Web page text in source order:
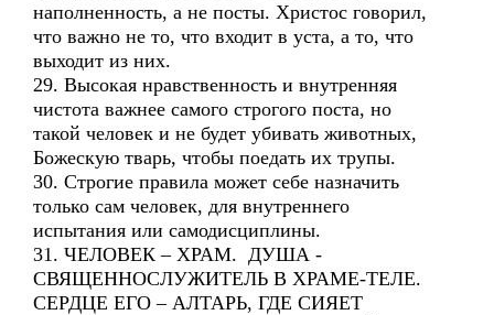
наполненность, а не посты. Христос говорил,
что важно не то, что входит в уста, а то, что
выходит из них.
29. Высокая нравственность и внутренняя
чистота важнее самого строгого поста, но
такой человек и не будет убивать животных,
Божескую тварь, чтобы поедать их трупы.
30. Строгие правила может себе назначить
только сам человек, для внутреннего
испытания или самодисциплины.
31. ЧЕЛОВЕК – ХРАМ. ДУША -
СВЯЩЕННОСЛУЖИТЕЛЬ В ХРАМЕ-ТЕЛЕ.
СЕРДЦЕ ЕГО – АЛТАРЬ, ГДЕ СИЯЕТ